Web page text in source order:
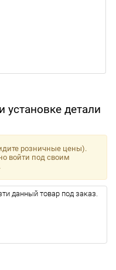
установке детали
розничные цены).
войти под своим
данный товар под заказ.